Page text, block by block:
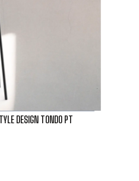
DESIGN TONDO PT